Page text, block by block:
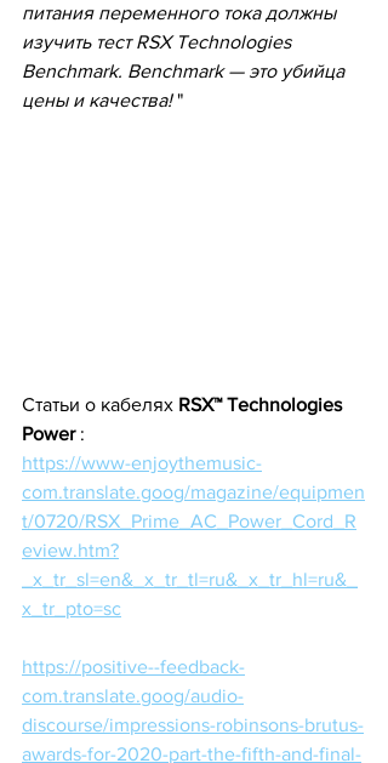
питания переменного тока должны
изучить тест RSX Technologies
Benchmark. Benchmark — это убийца
цены и качества! "
Статьи о кабелях RSX™ Technologies
Power :
https://www-enjoythemusic-
com.translate.goog/magazine/equipmen
t/0720/RSX_Prime_AC_Power_Cord_R
eview.htm?
_x_tr_sl=en&_x_tr_tl=ru&_x_tr_hl=ru&_
x_tr_pto=sc
https://positive--feedback-
com.translate.goog/audio-
discourse/impressions-robinsons-brutus-
awards-for-2020-part-the-fifth-and-final-